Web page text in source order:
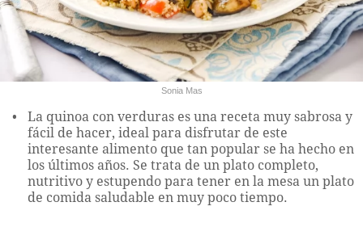
Sonia Mas
La quinoa con verduras es una receta muy sabrosa y
fácil de hacer, ideal para disfrutar de este
interesante alimento que tan popular se ha hecho en
los últimos años. Se trata de un plato completo,
nutritivo y estupendo para tener en la mesa un plato
de comida saludable en muy poco tiempo.